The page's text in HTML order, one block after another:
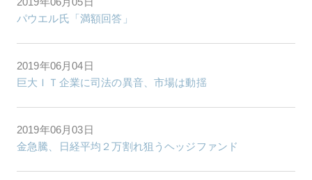
パウエル氏「満額回答」
2019年06月04日
巨大ＩＴ企業に司法の異音、市場は動揺
2019年06月03日
金急騰、日経平均２万割れ狙うヘッジファンド